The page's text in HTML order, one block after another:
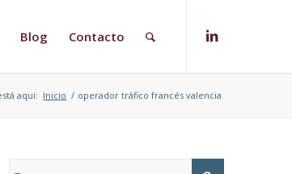
Blog Contacto
aquí: Inicio / operador tráfico francés valencia